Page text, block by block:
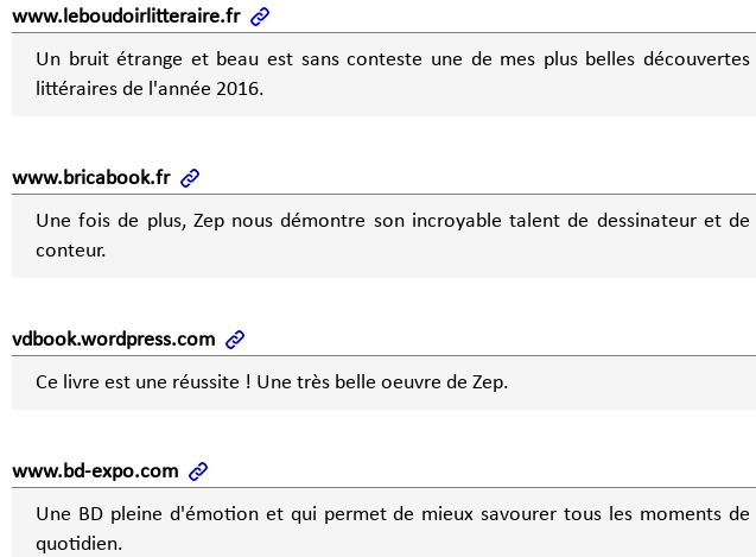
www.leboudoirlitteraire.fr
Un bruit étrange et beau est sans conteste une de mes plus belles découvertes
littéraires de l'année 2016.
www.bricabook.fr
Une fois de plus, Zep nous démontre son incroyable talent de dessinateur et de
conteur.
vdbook.wordpress.com
Ce livre est une réussite ! Une très belle oeuvre de Zep.
www.bd-expo.com
Une BD pleine d'émotion et qui permet de mieux savourer tous les moments de
quotidien.